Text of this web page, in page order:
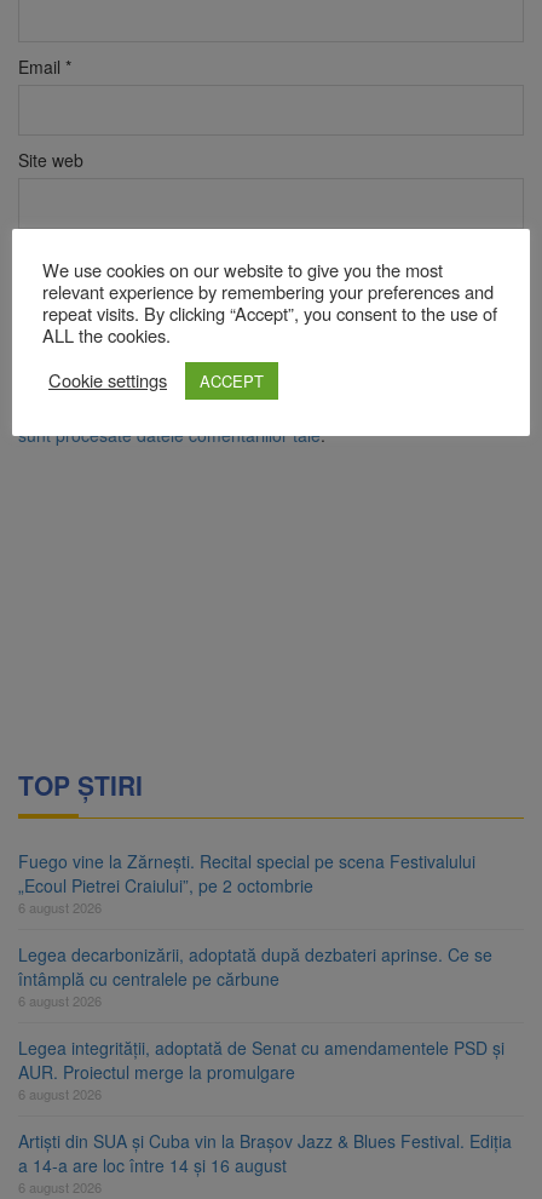
Email *
Site web
Verificare anti-robot
Click pentru a începe verificarea
FriendlyCaptcha ⇗
sunt procesate datele comentariilor tale.
TOP ȘTIRI
Fuego vine la Zărnești. Recital special pe scena Festivalului
„Ecoul Pietrei Craiului”, pe 2 octombrie
6 august 2026
Legea decarbonizării, adoptată după dezbateri aprinse. Ce se
întâmplă cu centralele pe cărbune
6 august 2026
Legea integrității, adoptată de Senat cu amendamentele PSD și
AUR. Proiectul merge la promulgare
6 august 2026
Artiști din SUA și Cuba vin la Brașov Jazz & Blues Festival. Ediția
a 14-a are loc între 14 și 16 august
6 august 2026
We use cookies on our website to give you the most
relevant experience by remembering your preferences and
repeat visits. By clicking “Accept”, you consent to the use of
ALL the cookies.
Cookie settings
ACCEPT